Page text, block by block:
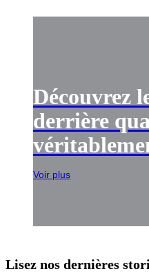
Découvrez
derrière
Voir plus
Lisez nos dernières